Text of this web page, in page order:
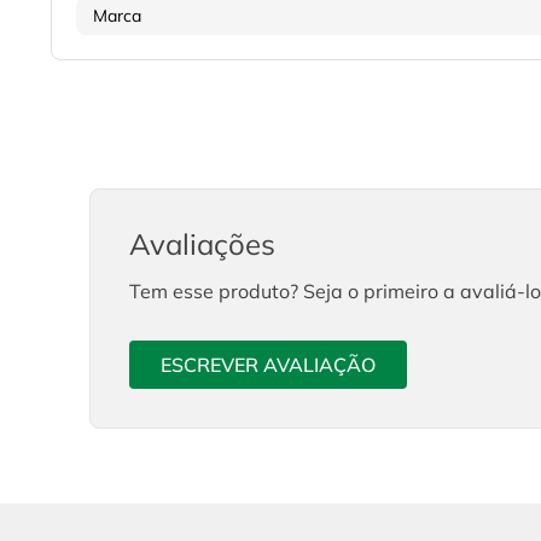
Marca
Avaliações
Tem esse produto? Seja o primeiro a avaliá-
ESCREVER AVALIAÇÃO